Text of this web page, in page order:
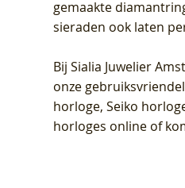
gemaakte
sieraden ook laten
BijSialia Juwelier
onze
horloge, Seiko
horloges online of